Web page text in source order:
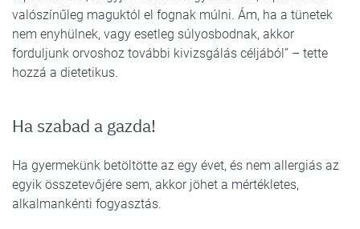
valószínűleg maguktól el fognak múlni. Ám, ha a tünetek
nem enyhülnek, vagy esetleg súlyosbodnak, akkor
forduljunk orvoshoz további kivizsgálás céljából” – tette
hozzá a dietetikus.
Ha szabad a gazda!
Ha gyermekünk betöltötte az egy évet, és nem allergiás az
egyik összetevőjére sem, akkor jöhet a mértékletes,
alkalmankénti fogyasztás.